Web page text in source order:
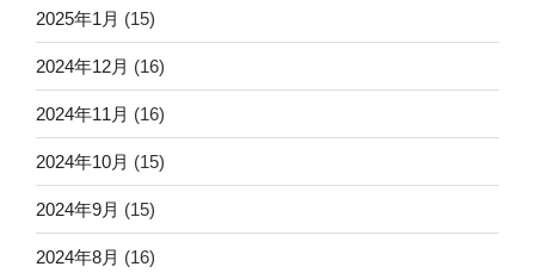
2025年1月 (15)
2024年12月 (16)
2024年11月 (16)
2024年10月 (15)
2024年9月 (15)
2024年8月 (16)